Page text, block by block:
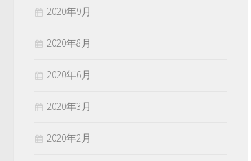
2020年9月
2020年8月
2020年6月
2020年3月
2020年2月